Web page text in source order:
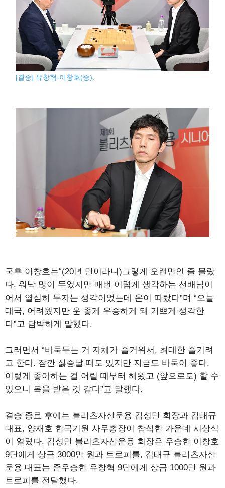
[결승] 유창혁-이창호(승).
국후 이창호는“(20년 만이라니)그렇게 오랜만인 줄 몰랐
다. 워낙 많이 두었지만 매번 어렵게 생각하는 선배님이
어서 열심히 두자는 생각이었는데 운이 따랐다”며 “오늘
대국, 어려웠지만 운 좋게 우승하게 돼 기쁘게 생각한
다”고 담박하게 말했다.
그러면서 “바둑두는 거 자체가 즐거워서, 최대한 즐기려
고 한다. 잠깐 싫증날 때도 있지만 지금도 바둑이 좋다.
이렇게 좋아하는 걸 어릴 때부터 해왔고 (앞으로도) 할 수
있으니 복을 받은 것 같다”고 말했다.
결승 종료 후에는 블리츠자산운용 김성만 회장과 김태규
대표, 양재호 한국기원 사무총장이 참석한 가운데 시상식
이 열렸다. 김성만 블리츠자산운용 회장은 우승한 이창호
9단에게 상금 3000만 원과 트로피를, 김태규 블리츠자산
운용 대표는 준우승한 유창혁 9단에게 상금 1000만 원과
트로피를 전달했다.